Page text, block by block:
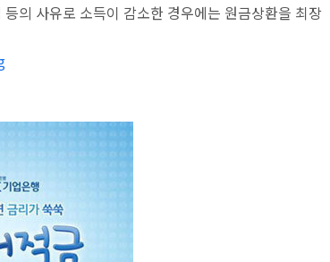
의 사유로 소득이 감소한 경우에는 원금상환을 최장